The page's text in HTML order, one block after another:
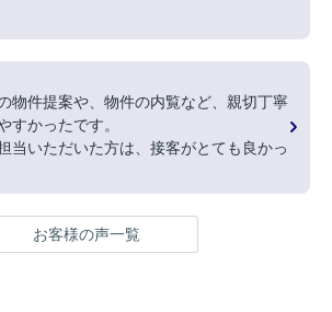
ございました。
物件提案や、物件の内覧など、親切丁寧
すかったです。
当いただいた方は、接客がとても良かっ
お客様の声一覧